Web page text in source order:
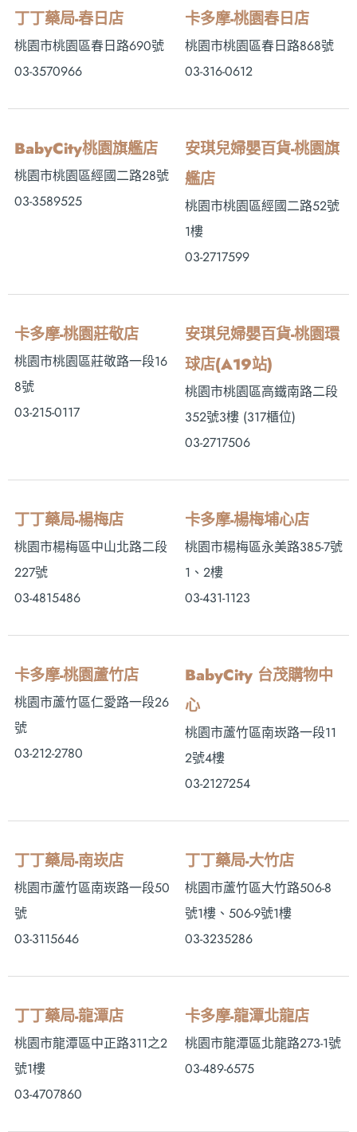
丁丁藥局-春日店
桃園市桃園區春日路690號
03-3570966
卡多摩-桃園春日店
桃園市桃園區春日路868號
03-316-0612
BabyCity桃園旗艦店
桃園市桃園區經國二路28號
03-3589525
安琪兒婦嬰百貨-桃園旗
艦店
桃園市桃園區經國二路52號
1樓
03-2717599
卡多摩-桃園莊敬店
桃園市桃園區莊敬路一段16
8號
03-215-0117
安琪兒婦嬰百貨-桃園環
球店(A19站)
桃園市桃園區高鐵南路二段
352號3樓 (317櫃位)
03-2717506
丁丁藥局-楊梅店
桃園市楊梅區中山北路二段
227號
03-4815486
卡多摩-楊梅埔心店
桃園市楊梅區永美路385-7號
1、2樓
03-431-1123
卡多摩-桃園蘆竹店
桃園市蘆竹區仁愛路一段26
號
03-212-2780
BabyCity 台茂購物中
心
桃園市蘆竹區南崁路一段11
2號4樓
03-2127254
丁丁藥局-南崁店
桃園市蘆竹區南崁路一段50
號
03-3115646
丁丁藥局-大竹店
桃園市蘆竹區大竹路506-8
號1樓、506-9號1樓
03-3235286
丁丁藥局-龍潭店
桃園市龍潭區中正路311之2
號1樓
03-4707860
卡多摩-龍潭北龍店
桃園市龍潭區北龍路273-1號
03-489-6575